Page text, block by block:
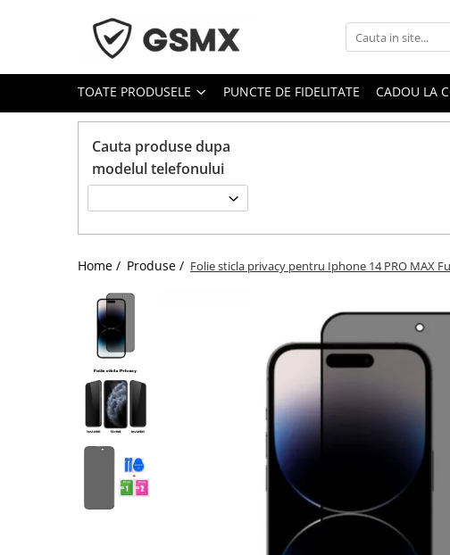
Toate Produsele
Folii de protectie
Folii Samsung
Folii Motorola
Folii Blackview
Folii sticla ZTE
Huse Telefoane
Huse Iphone
TOATE PRODUSELE PUNCTE DE FIDELITATE CADOU LA
Cauta produse dupa
modelul telefonului
Home / Produse / Folie sticla privacy pentru Iphone 14 PRO MAX